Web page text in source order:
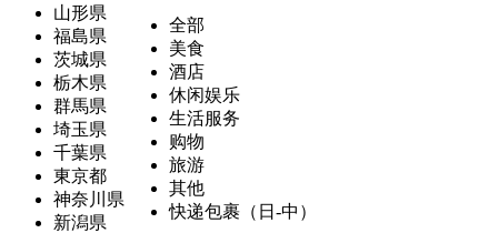
山形県
福島県
茨城県
栃木県
群馬県
埼玉県
千葉県
東京都
神奈川県
新潟県
全部
美食
酒店
休闲娱乐
生活服务
购物
旅游
其他
快递包裹（日-中）